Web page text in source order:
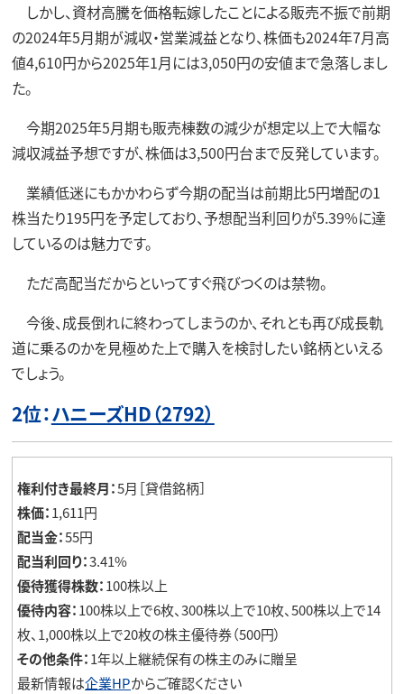
しかし、資材高騰を価格転嫁したことによる販売不振で前期
の2024年5月期が減収・営業減益となり、株価も2024年7月高
値4,610円から2025年1月には3,050円の安値まで急落しまし
た。
今期2025年5月期も販売棟数の減少が想定以上で大幅な
減収減益予想ですが、株価は3,500円台まで反発しています。
業績低迷にもかかわらず今期の配当は前期比5円増配の1
株当たり195円を予定しており、予想配当利回りが5.39%に達
しているのは魅力です。
ただ高配当だからといってすぐ飛びつくのは禁物。
今後、成長倒れに終わってしまうのか、それとも再び成長軌
道に乗るのかを見極めた上で購入を検討したい銘柄といえる
でしょう。
2位：ハニーズHD（2792）
権利付き最終月：5月［貸借銘柄］
株価：1,611円
配当金：55円
配当利回り：3.41%
優待獲得株数：100株以上
優待内容：100株以上で6枚、300株以上で10枚、500株以上で14
枚、1,000株以上で20枚の株主優待券（500円）
その他条件：1年以上継続保有の株主のみに贈呈
最新情報は企業HPからご確認ください